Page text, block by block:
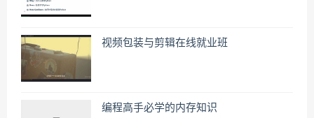
视频包装与剪辑在线就业班
编程高手必学的内存知识